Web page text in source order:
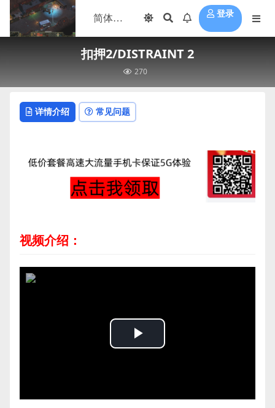
登录
扣押2/DISTRAINT 2
270
详情介绍 常见问题
视频介绍：
Play